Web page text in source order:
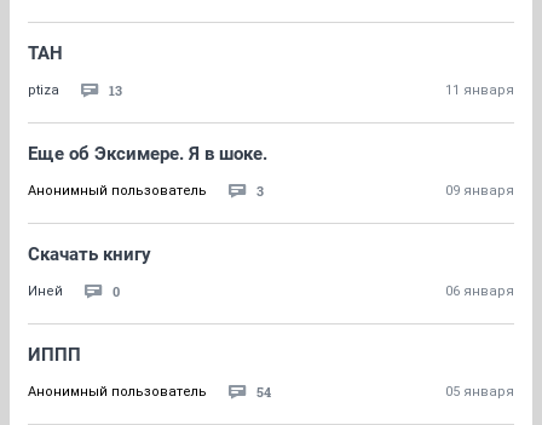
ТАН
ptiza 13 11 января
Еще об Эксимере. Я в шоке.
Анонимный пользователь 3 09 января
Скачать книгу
Иней 0 06 января
ИППП
Анонимный пользователь 54 05 января